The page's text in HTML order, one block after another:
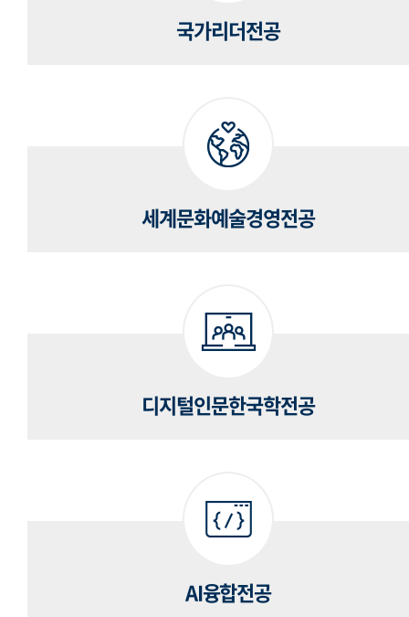
국가리더전공
세계문화예술경영전공
디지털인문한국학전공
AI융합전공